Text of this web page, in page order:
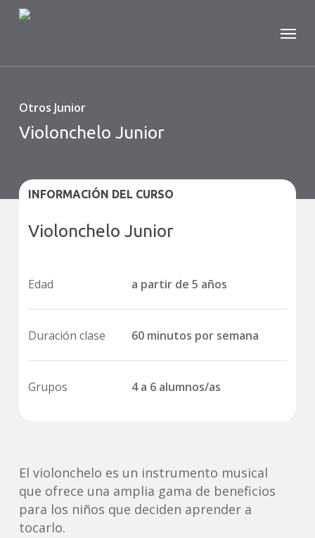
Skip
content
Menu
Otros Junior
Violonchelo Junior
El violonchelo es un instrumento musical
que ofrece una amplia gama de beneficios
para los niños que deciden aprender a
tocarlo.
INFORMACIÓN DEL CURSO
Violonchelo Junior
Edad a partir de 5 años
Duración clase 60 minutos por semana
Grupos 4 a 6 alumnos/as